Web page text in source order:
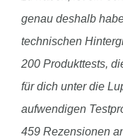
genau deshalb
technischen
200 Produkttests,
für dich unter die
aufwendigen
459 Rezensionen